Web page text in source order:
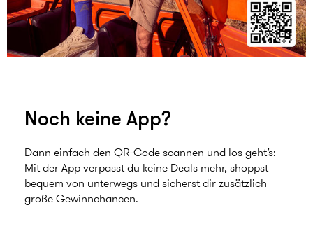
Noch keine App?
Dann einfach den QR‑Code scannen und los geht’s:
Mit der App verpasst du keine Deals mehr, shoppst
bequem von unterwegs und sicherst dir zusätzlich
große Gewinnchancen.